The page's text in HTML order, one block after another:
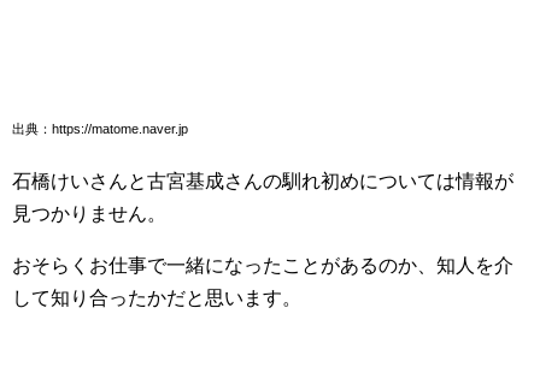
出典：https://matome.naver.jp
石橋けいさんと古宮基成さんの馴れ初めについては情報が
見つかりません。
おそらくお仕事で一緒になったことがあるのか、知人を介
して知り合ったかだと思います。